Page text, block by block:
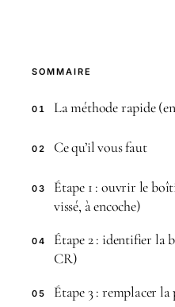
SOMMAIRE
01 La méthode rapide
02 Ce qu’il vous faut
03
Étape 1 : ouvrir le
vissé, à encoche)
04
Étape 2 : identifier la
CR)
05
Étape 3 : remplacer